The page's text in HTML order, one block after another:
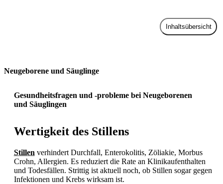
Inhaltsübersicht
Neugeborene und Säuglinge
Gesundheitsfragen und -probleme bei Neugeborenen
und Säuglingen
Wertigkeit des Stillens
Stillen verhindert Durchfall, Enterokolitis, Zöliakie, Morbus
Crohn, Allergien. Es reduziert die Rate an Klinikaufenthalten
und Todesfällen. Strittig ist aktuell noch, ob Stillen sogar gegen
Infektionen und Krebs wirksam ist.